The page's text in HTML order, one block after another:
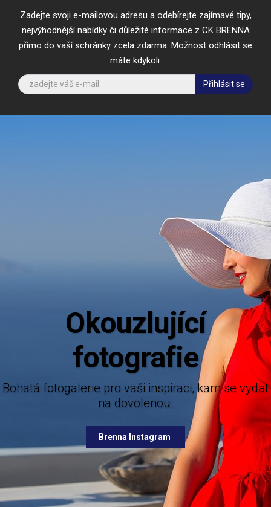
Zadejte svoji e-mailovou adresu a odebírejte zajímavé tipy,
nejvýhodnější nabídky či důležité informace z CK BRENNA
přímo do vaší schránky zcela zdarma. Možnost odhlásit se
máte kdykoli.
Přihlásit se
pro vaši inspiraci, kam se vydat
Brenna Instagram
Aktuální
Mějte dokonalý přehled o novinkách z
nabízených destinací.
Brenna Facebook